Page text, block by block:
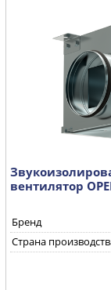
вентилятор
Бренд
Страна